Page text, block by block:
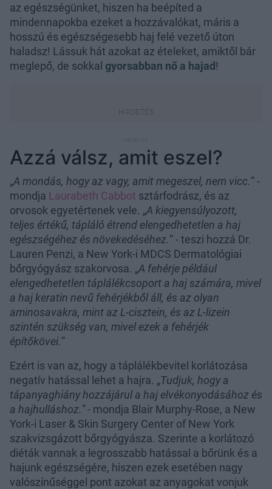
az egészségünket, hiszen ha beépíted a
mindennapokba ezeket a hozzávalókat, máris a
hosszú és egészségesebb haj felé vezető úton
haladsz! Lássuk hát azokat az ételeket, amiktől bár
meglepő, de sokkal gyorsabban nő a hajad!
Azzá válsz, amit eszel?
„A mondás, hogy az vagy, amit megeszel, nem vicc.” -
mondja Laurabeth Cabbot sztárfodrász, és az
orvosok egyetértenek vele. „A kiegyensúlyozott,
teljes értékű, tápláló étrend elengedhetetlen a haj
egészségéhez és növekedéséhez.” - teszi hozzá Dr.
Lauren Penzi, a New York-i MDCS Dermatológiai
bőrgyógyász szakorvosa. „A fehérje például
elengedhetetlen táplálékcsoport a haj számára, mivel
a haj keratin nevű fehérjékből áll, és az olyan
aminosavakra, mint az L-cisztein, és az L-lizein
szintén szükség van, mivel ezek a fehérjék
építőkövei.”
Ezért is van az, hogy a táplálékbevitel korlátozása
negatív hatással lehet a hajra. „Tudjuk, hogy a
tápanyaghiány hozzájárul a haj elvékonyodásához és
a hajhulláshoz.”- mondja Blair Murphy-Rose, a New
York-i Laser & Skin Surgery Center of New York
szakvizsgázott bőrgyógyásza. Szerinte a korlátozó
diéták vannak a legrosszabb hatással a bőrünk és a
hajunk egészségére, hiszen ezek esetében nagy
valószínűséggel pont azokat az anyagokat vonjuk